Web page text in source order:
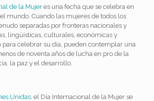
de la Mujeres una fecha que se celebra en
mundo. Cuando las mujeres de todos los
separadas por fronteras nacionales y
lingüísticas, culturales, económicas y
para celebrar su día, pueden contemplar una
de noventa años de lucha en pro de la
la paz y el desarrollo.
Unidas, el Día Internacional de la Mujer se